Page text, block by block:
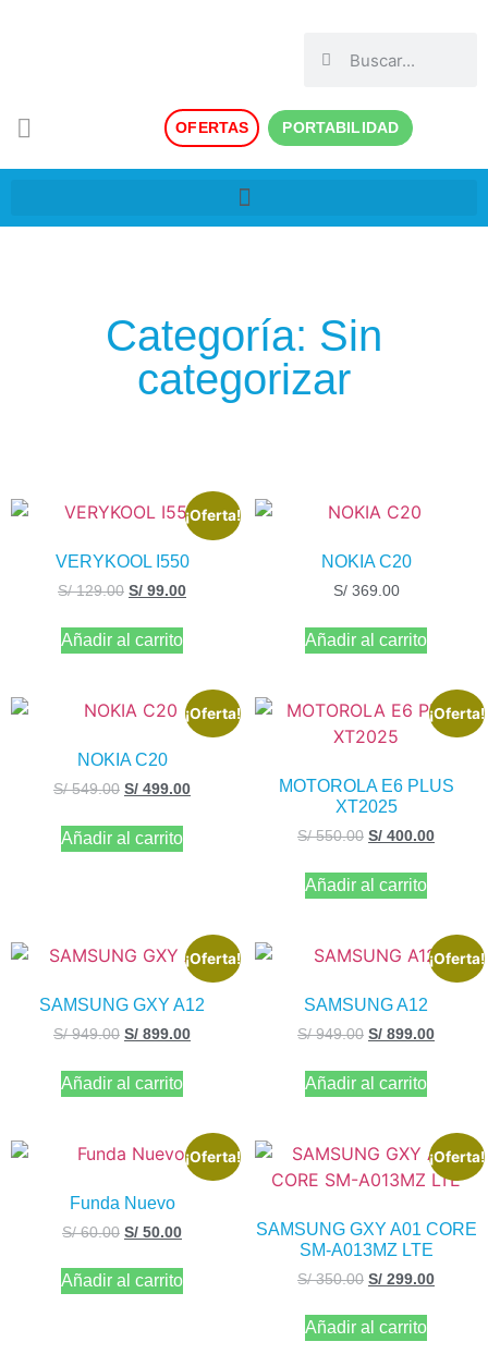
OFERTAS PORTABILIDAD
Categoría: Sin
categorizar
¡Oferta!
VERYKOOL I550
S/129.00 S/ 99.00
Añadir al carrito
NOKIA C20
S/369.00
Añadir al carrito
¡Oferta!
NOKIA C20
S/549.00 S/ 499.00
Añadir al carrito
¡Oferta!
MOTOROLA E6 PLUS
XT2025
S/550.00 S/ 400.00
Añadir al carrito
¡Oferta!
SAMSUNG GXY A12
S/949.00 S/ 899.00
Añadir al carrito
¡Oferta!
SAMSUNG A12
S/949.00 S/ 899.00
Añadir al carrito
¡Oferta!
Funda Nuevo
S/60.00 S/ 50.00
Añadir al carrito
¡Oferta!
SAMSUNG GXY A01 CORE
SM-A013MZ LTE
S/350.00 S/ 299.00
Añadir al carrito